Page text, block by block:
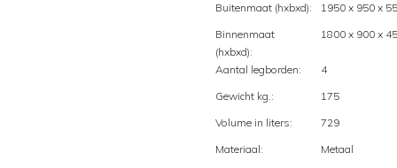
Buitenmaat (hxbxd):
1950 x 950 x
Binnenmaat
(hxbxd):
1800 x 900 x
Aantal legborden:
4
Gewicht kg.:
175
Volume in liters:
729
Materiaal:
Metaal